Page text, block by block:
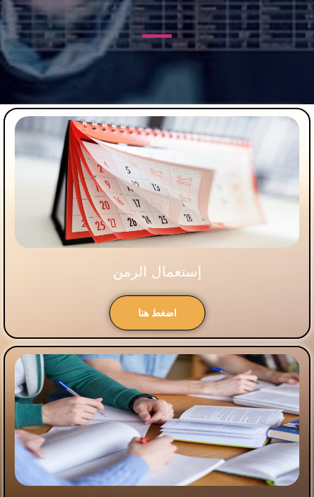
إستعمال الزمن
اضغط هنا